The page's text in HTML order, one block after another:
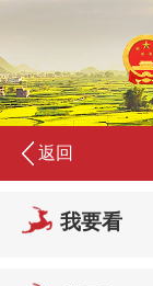
返回
我要看